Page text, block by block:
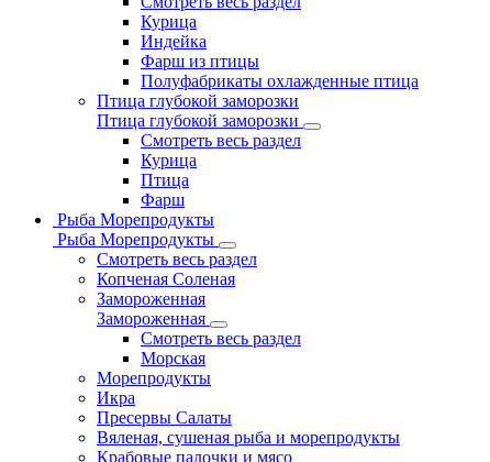
Курица
Индейка
Фарш из птицы
Полуфабрикаты охлажденные птица
Птица глубокой заморозки
Птица глубокой заморозки
Смотреть весь раздел
Курица
Птица
Фарш
Рыба Морепродукты
Рыба Морепродукты
Смотреть весь раздел
Копченая Соленая
Замороженная
Замороженная
Смотреть весь раздел
Морская
Морепродукты
Икра
Пресервы Салаты
Вяленая, сушеная рыба и морепродукты
Крабовые палочки и мясо